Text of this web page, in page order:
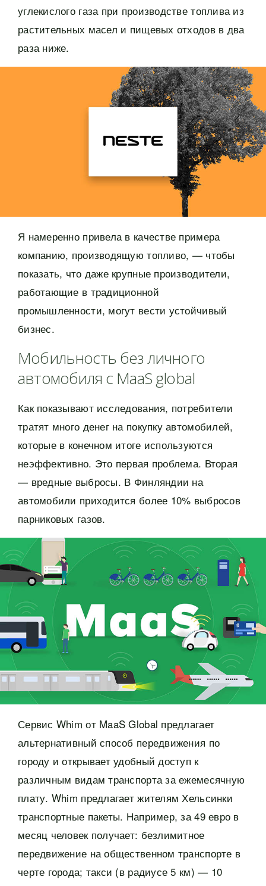
углекислого газа при производстве топлива из
растительных масел и пищевых отходов в два
раза ниже.
Я намеренно привела в качестве примера
компанию, производящую топливо, — чтобы
показать, что даже крупные производители,
работающие в традиционной
промышленности, могут вести устойчивый
бизнес.
Мобильность без личного
автомобиля с MaaS global
Как показывают исследования, потребители
тратят много денег на покупку автомобилей,
которые в конечном итоге используются
неэффективно. Это первая проблема. Вторая
— вредные выбросы. В Финляндии на
автомобили приходится более 10% выбросов
парниковых газов.
Сервис Whim от MaaS Global предлагает
альтернативный способ передвижения по
городу и открывает удобный доступ к
различным видам транспорта за ежемесячную
плату. Whim предлагает жителям Хельсинки
транспортные пакеты. Например, за 49 евро в
месяц человек получает: безлимитное
передвижение на общественном транспорте в
черте города; такси (в радиусе 5 км) — 10